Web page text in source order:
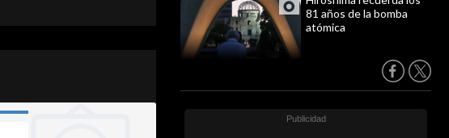
81 años de la bomba
atómica